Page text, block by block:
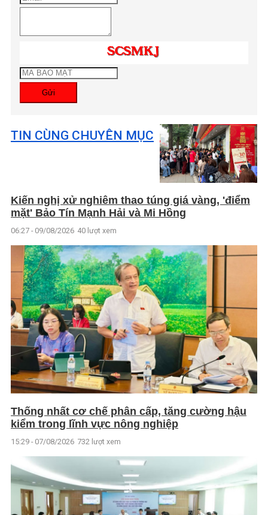
Gửi
TIN CÙNG CHUYÊN MỤC
Kiến nghị xử nghiêm thao túng giá vàng, 'điểm
mặt' Bảo Tín Mạnh Hải và Mi Hồng
06:27 - 09/08/2026 40 lượt xem
Thống nhất cơ chế phân cấp, tăng cường hậu
kiểm trong lĩnh vực nông nghiệp
15:29 - 07/08/2026 732 lượt xem